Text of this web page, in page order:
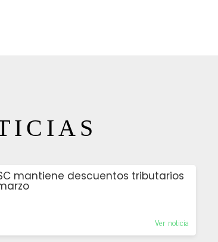
mantiene descuentos tributarios
Ver noticia